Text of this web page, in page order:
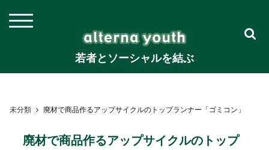
若者とソーシャルを結ぶ
未分類 廃材で商品作るアップサイクルのトップランナー「ゴミコン」
廃材で商品作るアップサイクルのトップ